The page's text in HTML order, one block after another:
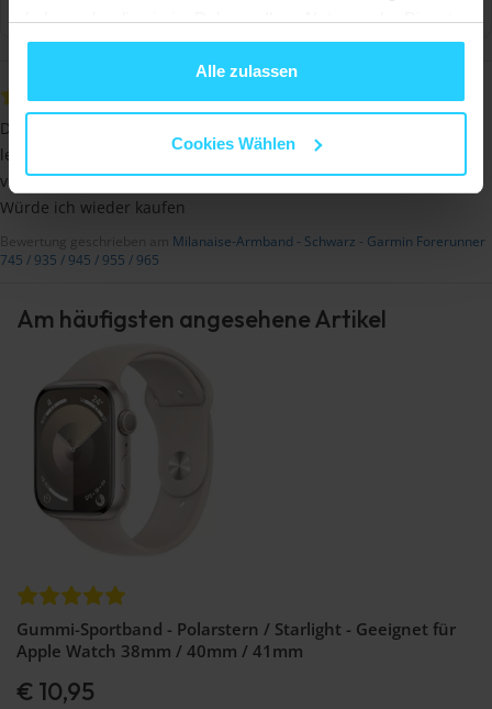
haben oder die sie im Rahmen Ihrer Nutzung der Dienste
gesammelt haben.
Alle zulassen
Cookies Wählen
Jörg
Das Armband passt wirklich gut, sieht gut aus und ist schön
leicht. Außerdem geht der Bandwechsel (wenn man den "Kniff"
verstanden hat) ziemlich leicht.
Würde ich wieder kaufen
Bewertung geschrieben am Milanaise-Armband - Schwarz - Garmin Forerunner
745 / 935 / 945 / 955 / 965
Am häufigsten angesehene Artikel
Gummi-Sportband - Polarstern / Starlight - Geeignet für
Apple Watch 38mm / 40mm / 41mm
€ 10,95